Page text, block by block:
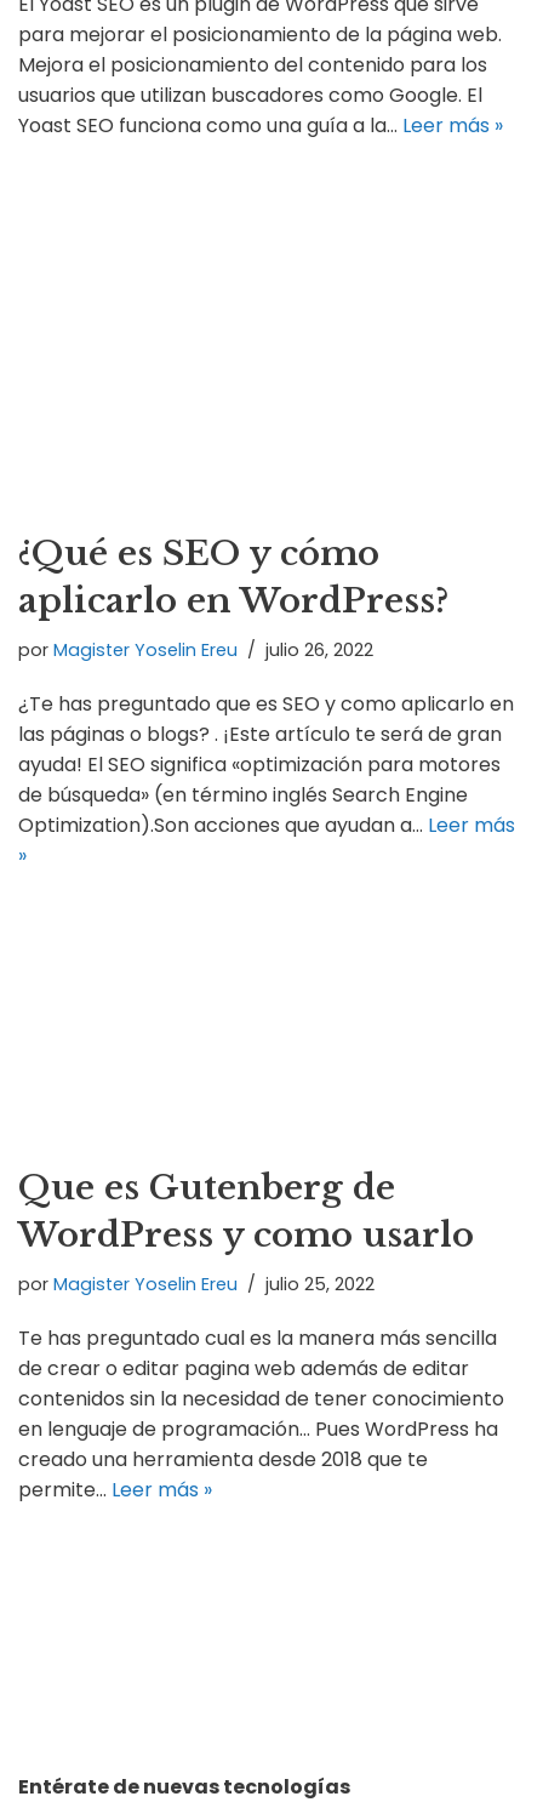
para mejorar el posicionamiento de la página web.
Mejora el posicionamiento del contenido para los
usuarios que utilizan buscadores como Google. El
Yoast SEO funciona como una guía a la… Leer más »
¿Qué es SEO y cómo
aplicarlo en WordPress?
por Magister Yoselin Ereu julio 26, 2022
¿Te has preguntado que es SEO y como aplicarlo en
las páginas o blogs? . ¡Este artículo te será de gran
ayuda! El SEO significa «optimización para motores
de búsqueda» (en término inglés Search Engine
Optimization).Son acciones que ayudan a… Leer más
»
Que es Gutenberg de
WordPress y como usarlo
por Magister Yoselin Ereu julio 25, 2022
Te has preguntado cual es la manera más sencilla
de crear o editar pagina web además de editar
contenidos sin la necesidad de tener conocimiento
en lenguaje de programación… Pues WordPress ha
creado una herramienta desde 2018 que te
permite… Leer más »
Entérate de nuevas tecnologías